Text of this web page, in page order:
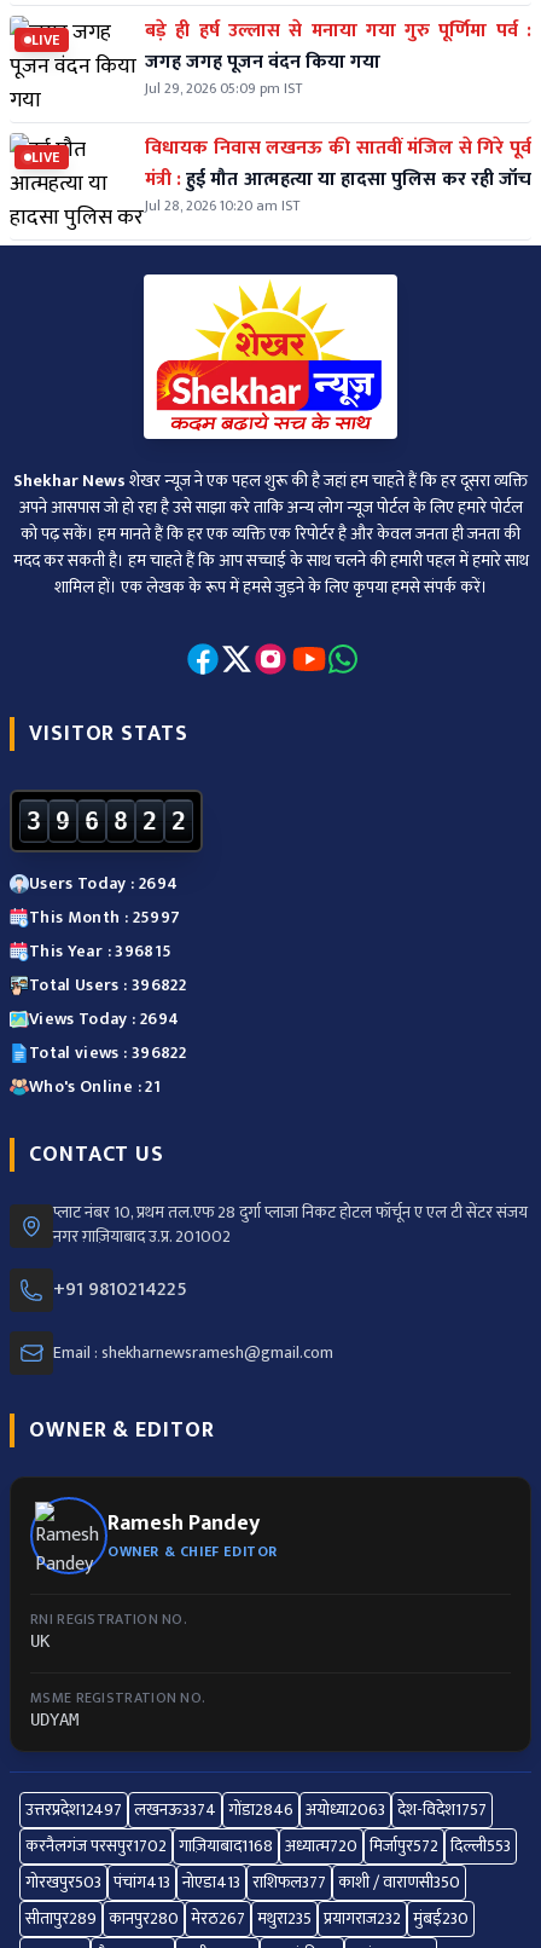
LIVE
बड़े ही हर्ष उल्लास से मनाया गया गुरु पूर्णिमा पर्व :
जगह जगह पूजन वंदन किया गया
Jul 29, 2026 05:09 pm IST
LIVE
विधायक निवास लखनऊ की सातवीं मंजिल से गिरे पूर्व
मंत्री :हुई मौत आत्महत्या या हादसा पुलिस कर रही जॉच
Jul 28, 2026 10:20 am IST
Shekhar Newsशेखर न्‍यूज ने एक पहल शुरू की है जहां हम चाहते हैं कि हर दूसरा व्‍यक्ति
अपने आसपास जो हो रहा है उसे साझा करे ताकि अन्‍य लोग न्‍यूज पोर्टल के लिए हमारे पोर्टल
को पढ़ सकें। हम मानते हैं कि हर एक व्यक्ति एक रिपोर्टर है और केवल जनता ही जनता की
मदद कर सकती है। हम चाहते हैं कि आप सच्चाई के साथ चलने की हमारी पहल में हमारे साथ
शामिल हों। एक लेखक के रूप में हमसे जुड़ने के लिए कृपया हमसे संपर्क करें।
VISITOR STATS
3 9 6 8 2 2
Users Today : 2694
This Month : 25997
This Year : 396815
Total Users : 396822
Views Today : 2694
Total views : 396822
Who's Online : 21
CONTACT US
प्लाट नंबर 10, प्रथम तल.एफ 28 दुर्गा प्लाजा निकट होटल फॉर्चून ए एल टी सेंटर संजय
नगर ग़ाज़ियाबाद उ.प्र. 201002
+91 9810214225
Email : shekharnewsramesh@gmail.com
OWNER & EDITOR
Ramesh Pandey
OWNER & CHIEF EDITOR
RNI REGISTRATION NO.
UK
MSME REGISTRATION NO.
UDYAM
उत्तरप्रदेश12497 लखनऊ3374 गोंडा2846 अयोध्या2063 देश-विदेश1757
करनैलगंज परसपुर1702 गाज़ियाबाद1168 अध्यात्म720 मिर्जापुर572 दिल्ली553
गोरखपुर503 पंचांग413 नोएडा413 राशिफल377 काशी / वाराणसी350
सीतापुर289 कानपुर280 मेरठ267 मथुरा235 प्रयागराज232 मुंबई230